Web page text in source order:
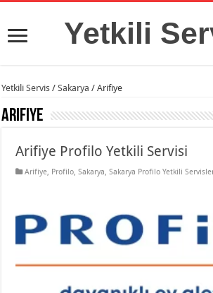
Yetkili
Yetkili Servis / Sakarya / Arifiye
Arifiye
Arifiye Profilo Yetkili Servisi
Arifiye, Profilo,Sakarya,Sakarya Profilo Yetkili